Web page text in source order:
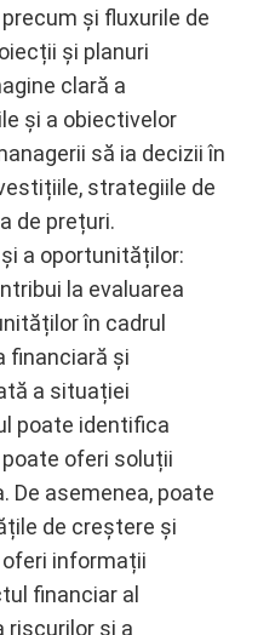
și fluxurile de
și planuri
clară a
și a obiectivelor
să ia decizii în
strategiile de
de prețuri.
a oportunităților:
la evaluarea
în cadrul
financiară și
a situației
poate identifica
oferi soluții
De asemenea, poate
de creștere și
informații
financiar al
riscurilor și a